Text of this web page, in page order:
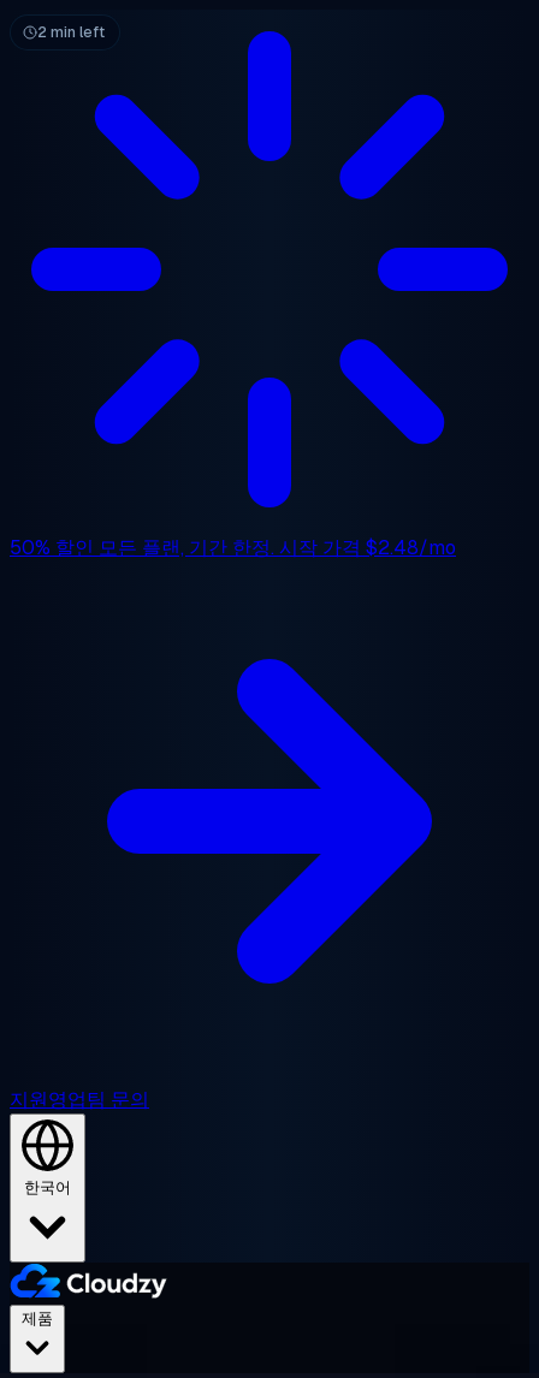
본문으로 건너뛰기
50% 할인 모든 플랜, 기간 한정. 시작 가격 $2.48/mo
지원영업팀 문의
한국어
2 min left